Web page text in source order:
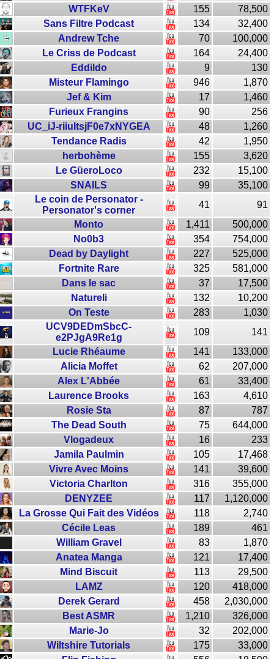
WTFKeV
155
78,500
Sans Filtre Podcast
134
32,400
Andrew Tche
70
100,000
Le Criss de Podcast
164
24,400
Eddildo
9
130
Misteur Flamingo
946
1,870
Jef & Kim
17
1,460
Furieux Frangins
90
256
UC_iJ-riiuItsjF0e7xNYGEA
48
1,260
Tendance Radis
42
1,950
herbohème
155
3,620
Le GüeroLoco
232
15,100
SNAILS
99
35,100
Le coin de Personator -
Personator's corner
41
91
Monto
1,411
500,000
No0b3
354
754,000
Dead by Daylight
227
525,000
Fortnite Rare
325
581,000
Dans le sac
37
17,500
Natureli
132
10,200
On Teste
283
1,030
UCV9DEDmSbcC-
e2PJgA9Re1g
109
141
Lucie Rhéaume
141
133,000
Alicia Moffet
62
207,000
Alex L'Abbée
61
33,400
Laurence Brooks
163
4,610
Rosie Sta
87
787
The Dead South
75
644,000
Vlogadeux
16
233
Jamila Paulmin
105
17,468
Vivre Avec Moins
141
39,600
Victoria Charlton
316
355,000
DENYZEE
117
1,120,000
La Grosse Qui Fait des Vidéos
118
2,740
Cécile Leas
189
461
William Gravel
83
1,870
Anatea Manga
121
17,400
Mind Biscuit
113
29,500
LAMZ
120
418,000
Derek Gerard
458
2,030,000
Best ASMR
1,210
326,000
Marie-Jo
32
202,000
Wiltshire Tutorials
175
33,000